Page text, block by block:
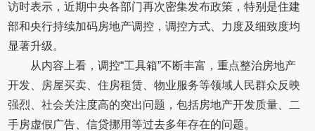
访时表示，近期中央各部门再次密集发布政策，特别是住建
部和央行持续加码房地产调控，调控方式、力度及细致度均
显著升级。
从内容上看，调控“工具箱”不断丰富，重点整治房地产
开发、房屋买卖、住房租赁、物业服务等领域人民群众反映
强烈、社会关注度高的突出问题，包括房地产开发质量、二
手房虚假广告、信贷挪用等过去多年存在的问题。